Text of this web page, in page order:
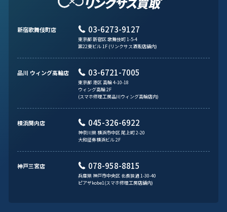
新宿歌舞伎町店 03-6273-9127
東京都 新宿区 歌舞伎町 1-5-4
第22東ビル 1F (リンクサス酒販店舗内)
品川 ウィング高輪店 03-6721-7005
東京都 港区 高輪 4-10-18
ウィング高輪 2F
(スマホ修理工房品川ウィング高輪店内)
横浜関内店 045-326-6922
神奈川県 横浜市中区 尾上町 2-20
大和証券横浜ビル 2F
神戸三宮店 078-958-8815
兵庫県 神戸市中央区 北長狭通 1-30-40
ピアザkobe1(スマホ修理工房店舗内)